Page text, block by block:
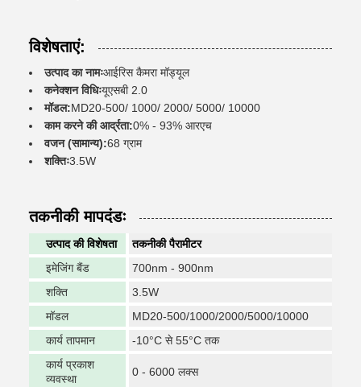
विशेषताएं:
उत्पाद का नामःआईरिस कैमरा मॉड्यूल
कनेक्शन विधिःयूएसबी 2.0
मॉडल:MD20-500/ 1000/ 2000/ 5000/ 10000
काम करने की आर्द्रता:0% - 93% आरएच
वजन (सामान्य):68 ग्राम
शक्तिः3.5W
तकनीकी मापदंडः
उत्पाद की विशेषता
तकनीकी पैरामीटर
इमेजिंग बैंड
700nm - 900nm
शक्ति
3.5W
मॉडल
MD20-500/1000/2000/5000/10000
कार्य तापमान
-10°C से 55°C तक
कार्य प्रकाश
व्यवस्था
0 - 6000 लक्स